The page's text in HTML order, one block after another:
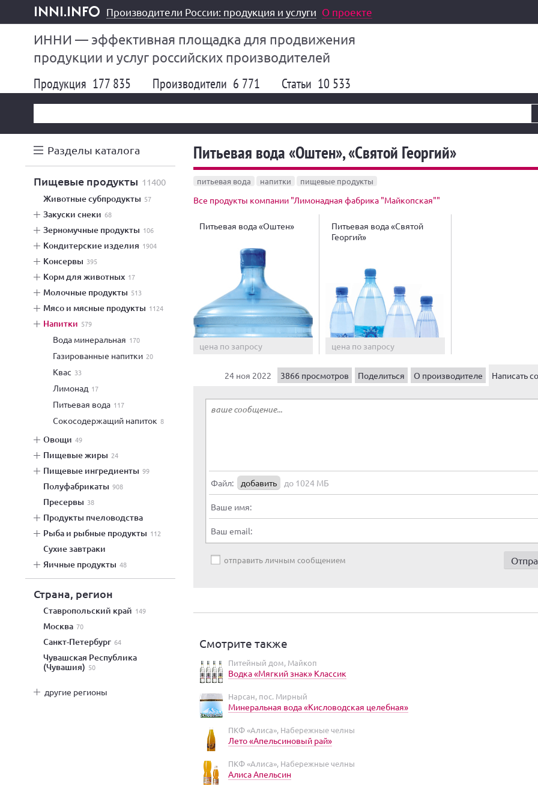
inni.info
Производители России: продукция и услуги О проекте
ИННИ — эффективная площадка для продвижения
продукции и услуг российских производителей
Продукция 177 835 Производители 6 771 Статьи 10 533
Разделы каталога
пищевые продукты 11400
животные субпродукты 57
закуски снеки 68
зерномучные продукты 106
кондитерские изделия 1904
консервы 395
корм для животных 17
молочные продукты 513
мясо и мясные продукты 1124
напитки 579
вода минеральная 170
газированные напитки 20
квас 33
лимонад 17
питьевая вода 117
сокосодержащий напиток 8
овощи 49
пищевые жиры 24
пищевые ингредиенты 99
полуфабрикаты 908
пресервы 38
продукты пчеловодства
рыба и рыбные продукты 112
сухие завтраки
яичные продукты 48
Страна, регион
Ставропольский край 149
Москва 70
Санкт-Петербург 64
Чувашская Республика
(Чувашия) 50
другие регионы
Питьевая вода «Оштен», «Святой Георгий»
питьевая вода напитки пищевые продукты
Все продукты компании "Лимонадная фабрика "Майкопская""
Питьевая вода «Оштен»
цена по запросу
Питьевая вода «Святой
Георгий»
цена по запросу
24 ноя 2022 3866 просмотров Поделиться О производителе Написать
Файл: добавить до 1024 МБ
Ваше имя:
Ваш email:
отправить личным сообщением
Смотрите также
Питейный дом, Майкоп
Водка «Мягкий знак» Классик
Нарсан, пос. Мирный
Минеральная вода «Кисловодская целебная»
ПКФ «Алиса», Набережные челны
Лето «Апельсиновый рай»
ПКФ «Алиса», Набережные челны
Алиса Апельсин